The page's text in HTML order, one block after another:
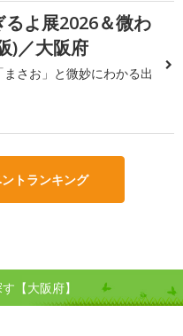
るよ展2026＆微わ
)／大阪府
さお」と微妙にわかる出
トランキング
【大阪府】